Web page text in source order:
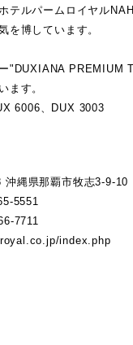
テルパームロイヤル
を博しています。
"DUXIANA PREMIUM
ます。
6006、DUX 3003
沖縄県那覇市牧志3-9-10
5551
7711
index.php